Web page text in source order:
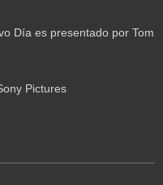
Día es presentado por Tom
Pictures